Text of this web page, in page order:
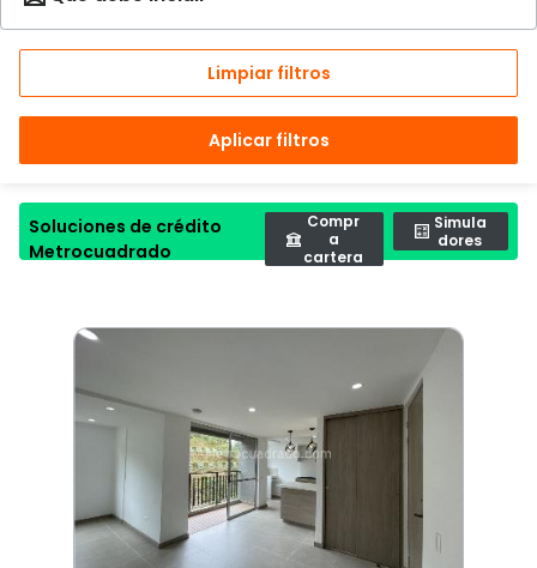
Limpiar filtros
Aplicar filtros
Soluciones de crédito
Metrocuadrado
Compr
a
cartera
Simula
dores